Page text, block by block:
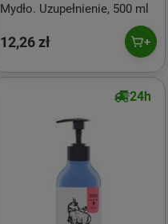
Mydło. Uzupełnienie, 500 ml
12,26 zł
24h